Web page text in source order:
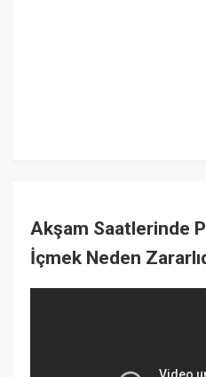
Akşam Saatlerinde
İçmek Neden